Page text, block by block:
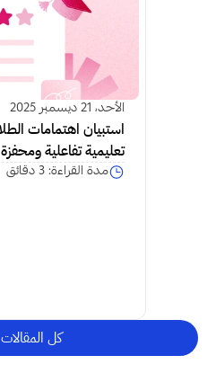
الأحد، 21 ديسمبر 2025
تعليمية تفاعلية ومحفزة
مدة القراءة: 3 دقائق
كل المقالات